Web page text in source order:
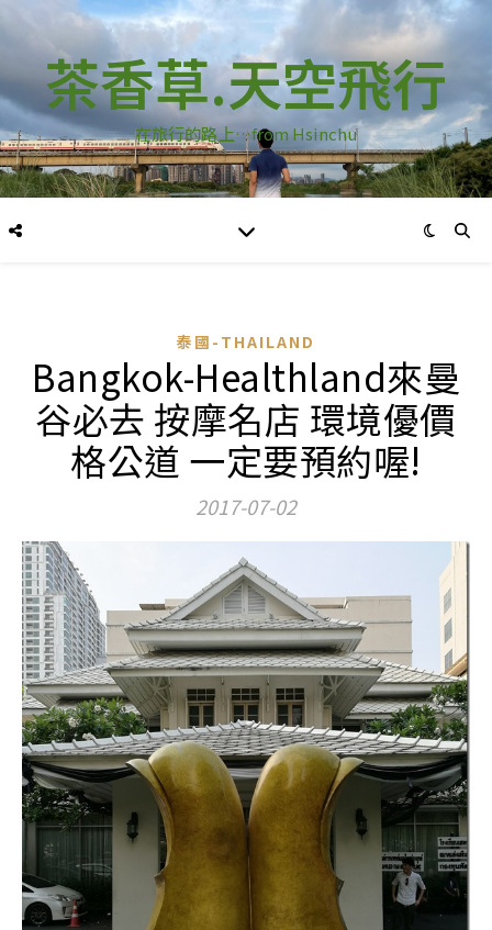
茶香草.天空飛行
在旅行的路上…from Hsinchu
泰國-THAILAND
Bangkok-Healthland來曼
谷必去 按摩名店 環境優價
格公道 一定要預約喔!
2017-07-02